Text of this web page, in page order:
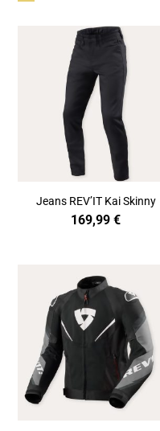
Jeans REV’IT Kai Skinny
169,99€